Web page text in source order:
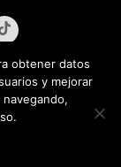
obtener datos
y mejorar